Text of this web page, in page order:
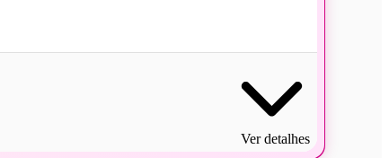
Ver detalhes